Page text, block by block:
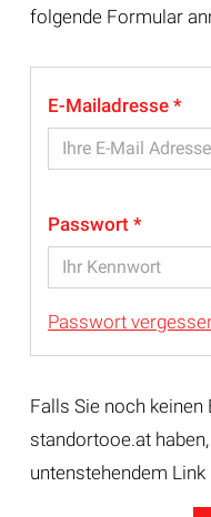
folgende Formular
E-Mailadresse
Passwort
Passwort
Falls Sie noch
standortooe.at
untenstehendem